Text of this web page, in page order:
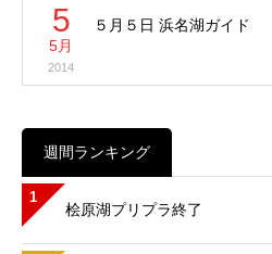
5
5月
2014
５月５日 浜名湖ガイド
週間ランキング
1
桧原湖プリプラ終了